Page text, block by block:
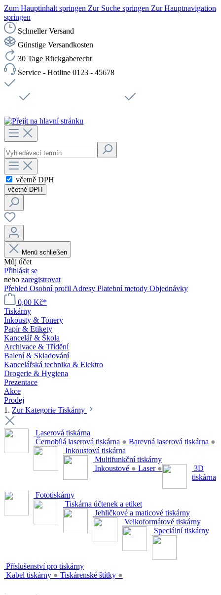
Zum Hauptinhalt springen Zur Suche springen Zur Hauptnavigation
springen
Schneller Versand
Günstige Versandkosten
30 Tage Rückgaberecht
Service - Hotline 0123 - 45678
včetně DPH
včetně DPH
Menü schließen
Můj účet
Přihlásit se
nebo zaregistrovat
Přehled Osobní profil Adresy Platební metody Objednávky
0,00 Kč*
Tiskárny
Inkousty & Tonery
Papír & Etikety
Kancelář & Škola
Archivace & Třídění
Balení & Skladování
Kancelářská technika & Elektro
Drogerie & Hygiena
Prezentace
Akce
Prodej
1. Zur Kategorie Tiskárny
Laserová tiskárna
Černobílá laserová tiskárna ● Barevná laserová tiskárna ●
Inkoustová tiskárna
Multifunkční tiskárny
Inkoustové ● Laser ●
3D
tiskárna
Fototiskárny
Tiskárna účtenek a etiket
Jehličkové a maticové tiskárny
Velkoformátové tiskárny
Speciální tiskárny
Příslušenství pro tiskárny
Kabel tiskárny ● Tiskárenské štítky ●